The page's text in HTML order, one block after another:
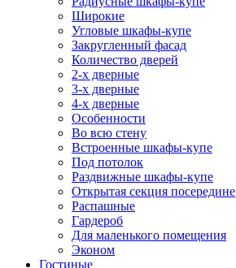
Широкие
Угловые шкафы-купе
Закругленный фасад
Количество дверей
2-х дверные
3-х дверные
4-х дверные
Особенности
Во всю стену
Встроенные шкафы-купе
Под потолок
Раздвижные шкафы-купе
Открытая секция посередине
Распашные
Гардероб
Для маленького помещения
Эконом
Гостиные